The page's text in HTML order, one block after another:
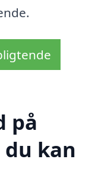
på
kan